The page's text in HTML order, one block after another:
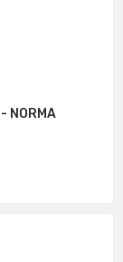
NORMA